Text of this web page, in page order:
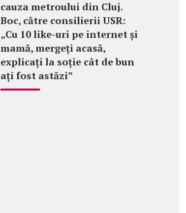
cauza metroului din Cluj.
Boc, către consilierii USR:
„Cu 10 like-uri pe internet și
mamă, mergeți acasă,
explicați la soție cât de bun
ați fost astăzi”